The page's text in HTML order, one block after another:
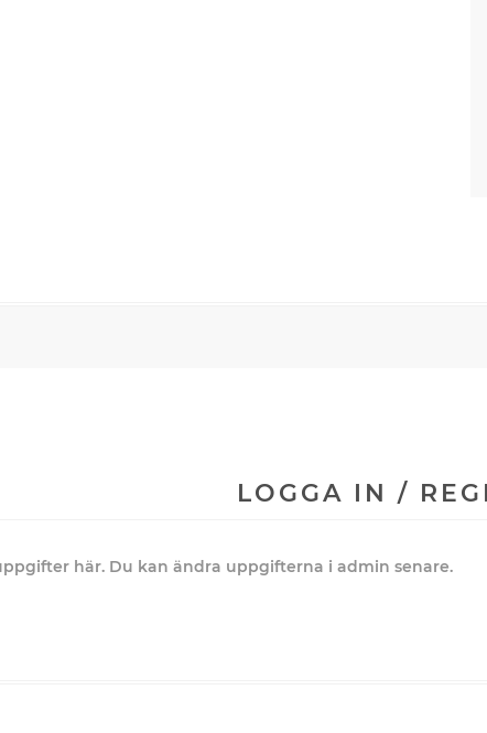
LOGGA IN /
här. Du kan ändra uppgifterna i admin senare.